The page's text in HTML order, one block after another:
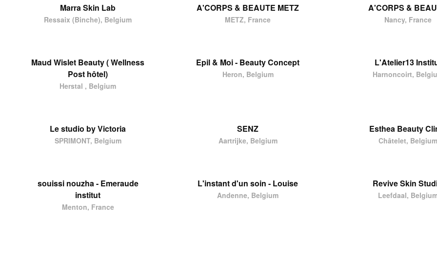
Marra Skin Lab
Ressaix (Binche), Belgium
A'CORPS & BEAUTE METZ
METZ, France
A'CORPS &
Nancy, France
Maud Wislet Beauty ( Wellness
Post hôtel)
Herstal , Belgium
Epil & Moi - Beauty Concept
Heron, Belgium
L'Atelier13
Harnoncoirt,
Le studio by Victoria
SPRIMONT, Belgium
SENZ
Aartrijke, Belgium
Esthea Beauty
Châtelet, Belgium
souissi nouzha - Emeraude
institut
Menton, France
L'instant d'un soin - Louise
Andenne, Belgium
Revive Skin
Leefdaal,